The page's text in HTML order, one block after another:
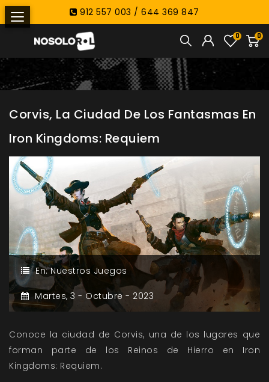
912 557 003 / 644 369 847
0
0
Corvis, La Ciudad De Los Fantasmas En
Iron Kingdoms: Requiem
En:Nuestros Juegos
Martes, 3 - Octubre - 2023
Conoce la ciudad de Corvis, una de los lugares que
forman parte de los Reinos de Hierro en Iron
Kingdoms: Requiem.